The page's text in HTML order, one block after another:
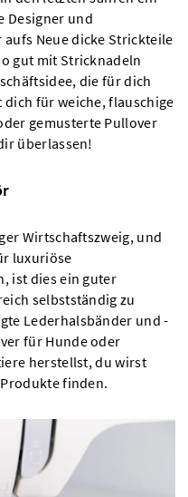
Designer und
Neue dicke Strickteile
gut mit Stricknadeln
die für dich
für weiche, flauschige
gemusterte Pullover
überlassen!
Wirtschaftszweig, und
luxuriöse
ist dies ein guter
selbstständig zu
Lederhalsbänder und -
für Hunde oder
herstellst, du wirst
finden.